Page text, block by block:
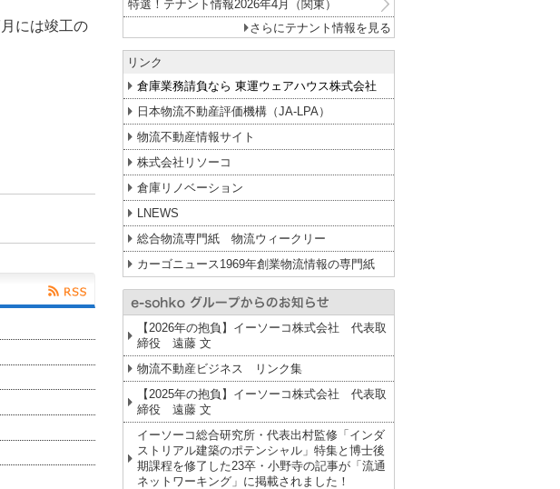
には竣工の
特選！テナント情報2026年4月（関東）
さらにテナント情報を見る
リンク
倉庫業務請負なら 東運ウェアハウス株式会社
日本物流不動産評価機構（JA-LPA）
物流不動産情報サイト
株式会社リソーコ
倉庫リノベーション
LNEWS
総合物流専門紙 物流ウィークリー
カーゴニュース1969年創業物流情報の専門紙
【2026年の抱負】イーソーコ株式会社 代表取
締役 遠藤 文
物流不動産ビジネス リンク集
【2025年の抱負】イーソーコ株式会社 代表取
締役 遠藤 文
イーソーコ総合研究所・代表出村監修「インダ
ストリアル建築のポテンシャル」特集と博士後
期課程を修了した23卒・小野寺の記事が「流通
ネットワーキング」に掲載されました！